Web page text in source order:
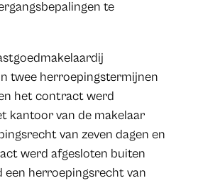
te
twee herroepingstermijnen
het contract werd
kantoor van de makelaar
van zeven dagen en
werd afgesloten buiten
een herroepingsrecht van